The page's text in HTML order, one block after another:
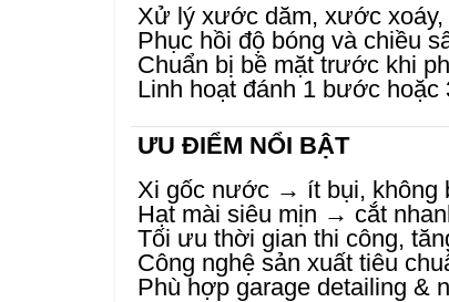
Xử lý xước dăm, xước
Phục hồi độ bóng và chiều
Chuẩn bị bề mặt trước khi
Linh hoạt đánh 1 bước
ƯU ĐIỂM NỔI BẬT
Xi gốc nước → ít bụi, không
Hạt mài siêu mịn → cắt
Tối ưu thời gian thi công,
Công nghệ sản xuất tiêu
Phù hợp garage detailing &